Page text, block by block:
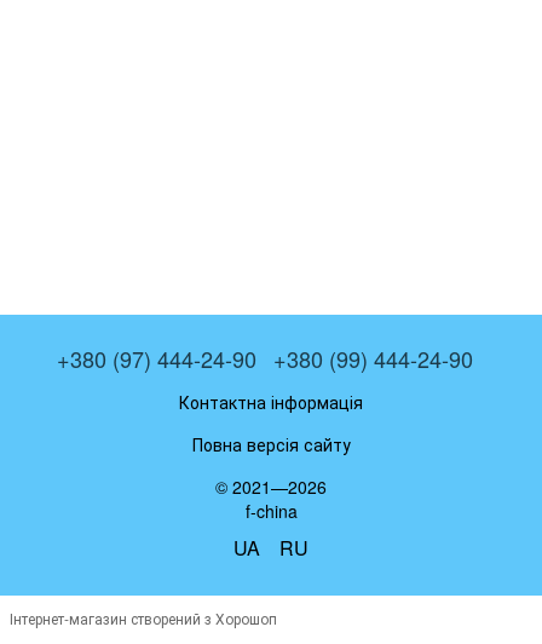
+380 (97) 444-24-90 +380 (99) 444-24-90
Контактна інформація
Повна версія сайту
© 2021—2026
f-china
UA RU
Інтернет-магазин створений з Хорошоп